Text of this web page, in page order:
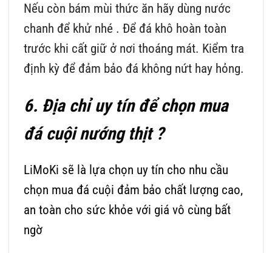
Nếu còn bám mùi thức ăn hãy dùng nước
chanh để khử nhé . Để đá khô hoàn toàn
trước khi cất giữ ở nơi thoáng mát. Kiểm tra
định kỳ để đảm bảo đá không nứt hay hỏng.
6. Địa chỉ uy tín để chọn mua
đá cuội nướng thịt ?
LiMoKi sẽ là lựa chọn uy tín cho nhu cầu
chọn mua đá cuội đảm bảo chất lượng cao,
an toàn cho sức khỏe với giá vô cùng bất
ngờ